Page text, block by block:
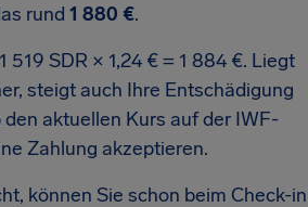
rund 1 880 €.
519 SDR × 1,24 € = 1 884 €. Liegt
steigt auch Ihre Entschädigung
aktuellen Kurs auf der IWF-
Zahlung akzeptieren.
können Sie schon beim Check-in